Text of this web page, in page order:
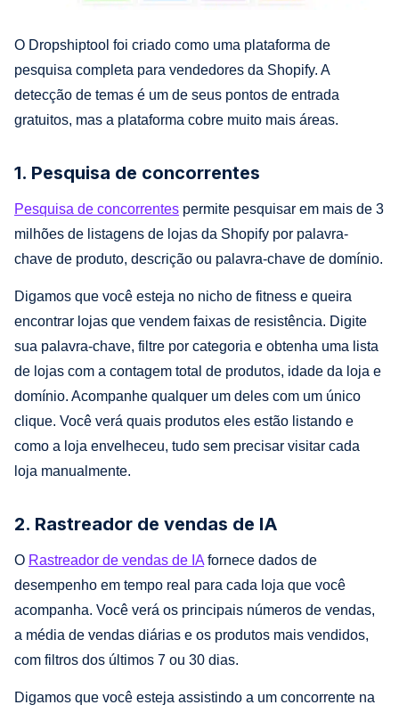
O Dropshiptool foi criado como uma plataforma de
pesquisa completa para vendedores da Shopify. A
detecção de temas é um de seus pontos de entrada
gratuitos, mas a plataforma cobre muito mais áreas.
1. Pesquisa de concorrentes
Pesquisa de concorrentes permite pesquisar em mais de 3
milhões de listagens de lojas da Shopify por palavra-
chave de produto, descrição ou palavra-chave de domínio.
Digamos que você esteja no nicho de fitness e queira
encontrar lojas que vendem faixas de resistência. Digite
sua palavra-chave, filtre por categoria e obtenha uma lista
de lojas com a contagem total de produtos, idade da loja e
domínio. Acompanhe qualquer um deles com um único
clique. Você verá quais produtos eles estão listando e
como a loja envelheceu, tudo sem precisar visitar cada
loja manualmente.
2. Rastreador de vendas de IA
O Rastreador de vendas de IA fornece dados de
desempenho em tempo real para cada loja que você
acompanha. Você verá os principais números de vendas,
a média de vendas diárias e os produtos mais vendidos,
com filtros dos últimos 7 ou 30 dias.
Digamos que você esteja assistindo a um concorrente na